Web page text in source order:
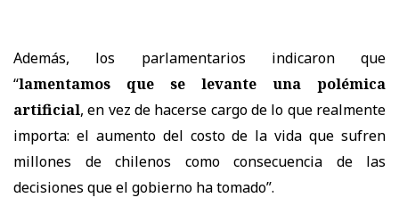
Además, los parlamentarios indicaron que
“lamentamos que se levante una polémica
artificial, en vez de hacerse cargo de lo que realmente
importa: el aumento del costo de la vida que sufren
millones de chilenos como consecuencia de las
decisiones que el gobierno ha tomado”.